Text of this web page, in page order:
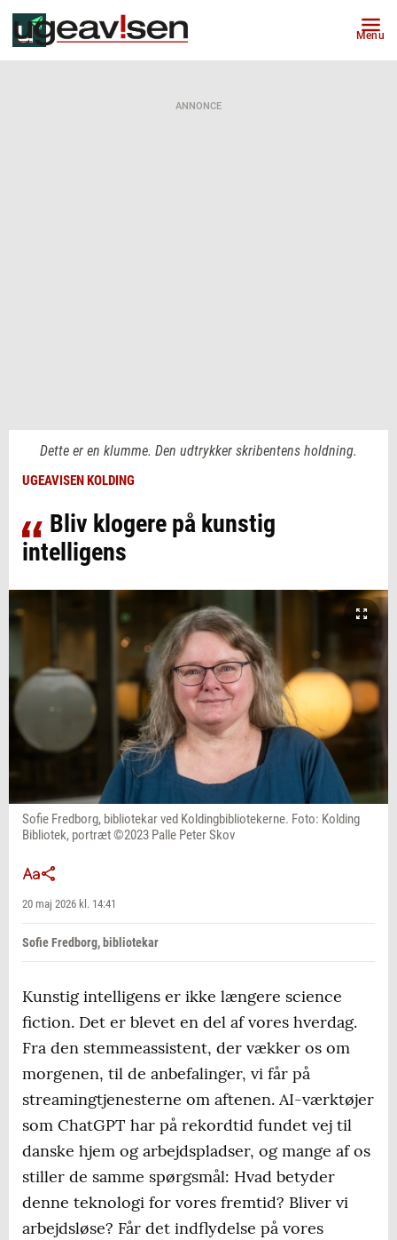
Menu
ANNONCE
Dette er en klumme. Den udtrykker skribentens holdning.
UGEAVISEN KOLDING
Bliv klogere på kunstig
intelligens
Sofie Fredborg, bibliotekar ved Koldingbibliotekerne. Foto: Kolding
Bibliotek, portræt ©2023 Palle Peter Skov
20 maj 2026 kl. 14:41
Sofie Fredborg, bibliotekar
Kunstig intelligens er ikke længere science
fiction. Det er blevet en del af vores hverdag.
Fra den stemmeassistent, der vækker os om
morgenen, til de anbefalinger, vi får på
streamingtjenesterne om aftenen. AI-værktøjer
som ChatGPT har på rekordtid fundet vej til
danske hjem og arbejdspladser, og mange af os
stiller de samme spørgsmål: Hvad betyder
denne teknologi for vores fremtid? Bliver vi
arbejdsløse? Får det indflydelse på vores